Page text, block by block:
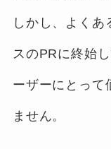
しかし、よく
スのPRに終始
ーザーにとって
ません。